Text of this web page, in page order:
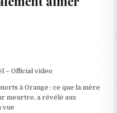
– Official video
à Orange : ce que la mère
meurtre, a révélé aux
vue